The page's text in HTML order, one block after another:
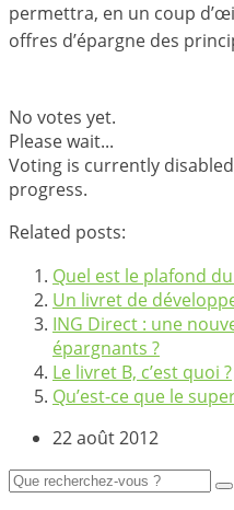
permettra, en un coup
offres d’épargne des
No votes yet.
Please wait...
Voting is currently
progress.
Related posts:
Quel est le plafond
Un livret de
ING Direct : une
épargnants ?
Le livret B, c’est quoi ?
Qu’est-ce que le
22 août 2012